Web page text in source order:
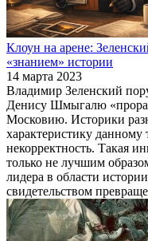
Клоун на арене:
«знанием» истории
14 марта 2023
Владимир Зеленский
Денису Шмыгалю
Московию. Историки
характеристику
некорректность. Такая
только не лучшим
лидера в области
свидетельством